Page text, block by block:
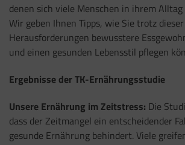
denen sich viele Menschen in ihrem Alltag
Wir geben Ihnen Tipps, wie Sie trotz dieser
Herausforderungen bewusstere
und einen gesunden Lebensstil pflegen
Ergebnisse der TK-Ernährungsstudie
Unsere Ernährung im Zeitstress: Die
dass der Zeitmangel ein entscheidender
gesunde Ernährung behindert. Viele